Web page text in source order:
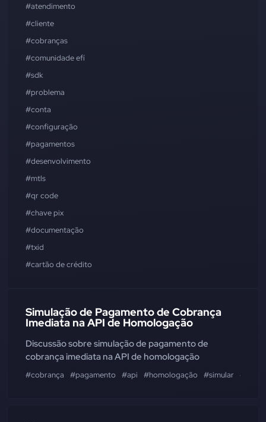
#atendimento
#cliente
#cobranças
#comunidade efí
#sdk
#problema
#conta
#configuração
#pagamentos
#desenvolvimento
#mtls
#qr code
#chave pix
#documentação
#txid
#cartão de crédito
Simulação de Pagamento de Cobrança
Imediata na API de Homologação
Discussão sobre simulação de pagamento de
cobrança imediata na API de homologação
#cobrança #pagamento #api #homologação #simular